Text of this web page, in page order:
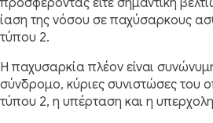
προσφέροντας είτε σημαντική
ίαση της νόσου σε παχύσαρκους
τύπου 2.
Η παχυσαρκία πλέον είναι
σύνδρομο, κύριες συνιστώσες του
τύπου 2, η υπέρταση και η